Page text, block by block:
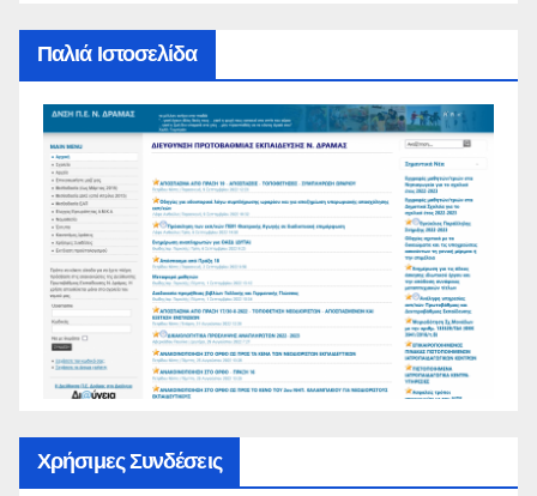
Παλιά Ιστοσελίδα
Χρήσιμες Συνδέσεις